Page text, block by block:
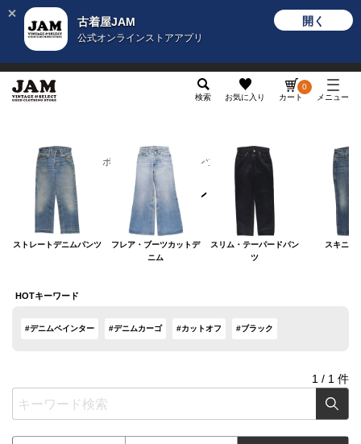
古着屋JAM
公式オンラインストアアプリ
開く
検索 お気に入り カート
0
メニュー
レディース ボトムス デニムパンツ
デニムパンツ
ストレートデニムパンツ
フレア・ブーツカットデ
ニム
スリム・テーパードパン
ツ
スキニー
HOTキーワード
#デニムペインター #デニムカーゴ #カットオフ #ブラック
1 / 1 件